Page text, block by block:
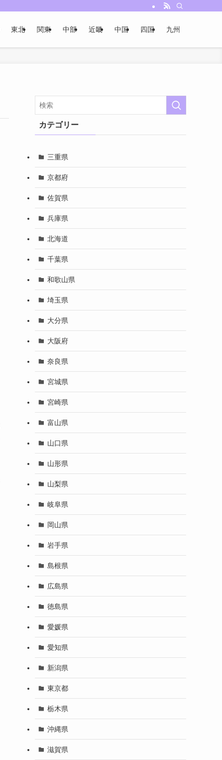
東北 関東 中部 近畿 中国 四国 九州
カテゴリー
三重県
京都府
佐賀県
兵庫県
北海道
千葉県
和歌山県
埼玉県
大分県
大阪府
奈良県
宮城県
宮崎県
富山県
山口県
山形県
山梨県
岐阜県
岡山県
岩手県
島根県
広島県
徳島県
愛媛県
愛知県
新潟県
東京都
栃木県
沖縄県
滋賀県